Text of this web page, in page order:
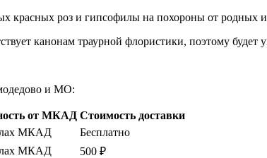
красных роз и гипсофилы на похороны от родных
канонам траурной флористики, поэтому
и МО:
от МКАД Стоимость доставки
МКАД
Бесплатно
МКАД
500 ₽